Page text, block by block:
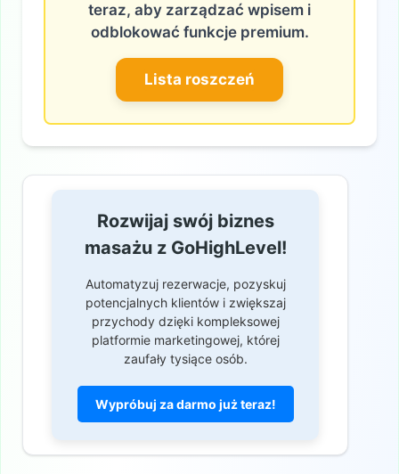
teraz, aby zarządzać wpisem i
odblokować funkcje premium.
Lista roszczeń
Rozwijaj swój biznes
masażu z GoHighLevel!
Automatyzuj rezerwacje, pozyskuj
potencjalnych klientów i zwiększaj
przychody dzięki kompleksowej
platformie marketingowej, której
zaufały tysiące osób.
Wypróbuj za darmo już teraz!